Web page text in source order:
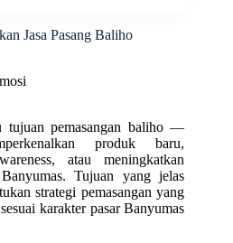
Jasa Pasang Baliho
tujuan pemasangan baliho —
produk baru,
atau meningkatkan
Tujuan yang jelas
strategi pemasangan yang
karakter pasar Banyumas